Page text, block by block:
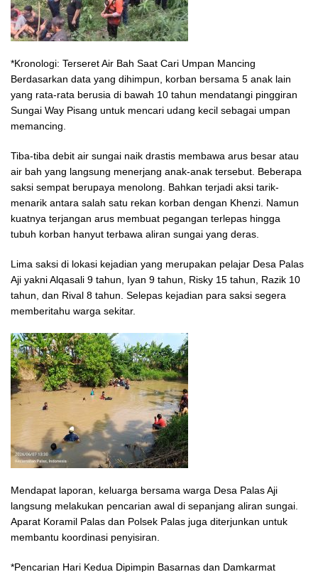
*Kronologi: Terseret Air Bah Saat Cari Umpan Mancing
Berdasarkan data yang dihimpun, korban bersama 5 anak lain
yang rata-rata berusia di bawah 10 tahun mendatangi pinggiran
Sungai Way Pisang untuk mencari udang kecil sebagai umpan
memancing.
Tiba-tiba debit air sungai naik drastis membawa arus besar atau
air bah yang langsung menerjang anak-anak tersebut. Beberapa
saksi sempat berupaya menolong. Bahkan terjadi aksi tarik-
menarik antara salah satu rekan korban dengan Khenzi. Namun
kuatnya terjangan arus membuat pegangan terlepas hingga
tubuh korban hanyut terbawa aliran sungai yang deras.
Lima saksi di lokasi kejadian yang merupakan pelajar Desa Palas
Aji yakni Alqasali 9 tahun, Iyan 9 tahun, Risky 15 tahun, Razik 10
tahun, dan Rival 8 tahun. Selepas kejadian para saksi segera
memberitahu warga sekitar.
Mendapat laporan, keluarga bersama warga Desa Palas Aji
langsung melakukan pencarian awal di sepanjang aliran sungai.
Aparat Koramil Palas dan Polsek Palas juga diterjunkan untuk
membantu koordinasi penyisiran.
*Pencarian Hari Kedua Dipimpin Basarnas dan Damkarmat